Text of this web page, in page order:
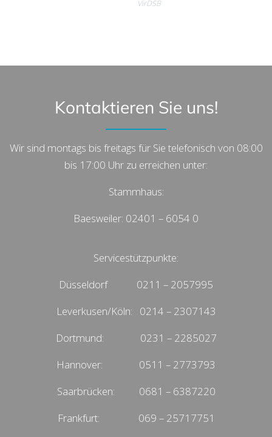
VirDSB
Kontaktieren Sie uns!
Wir sind montags bis freitags für Sie telefonisch von 08:00
bis 17:00 Uhr zu erreichen unter:
Stammhaus:
Baesweiler: 02401 – 6054 0
Servicestützpunkte:
Düsseldorf 0211 – 2057995
Leverkusen/Köln: 0214 – 2307143
Dortmund: 0231 – 2285027
Hannover: 0511 – 2773793
Saarbrücken: 0681 – 6387220
Frankfurt: 069 – 25717751